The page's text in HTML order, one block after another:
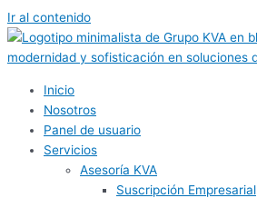
Ir al contenido
Inicio
Nosotros
Panel de usuario
Servicios
Asesoría KVA
Suscripción Empresarial